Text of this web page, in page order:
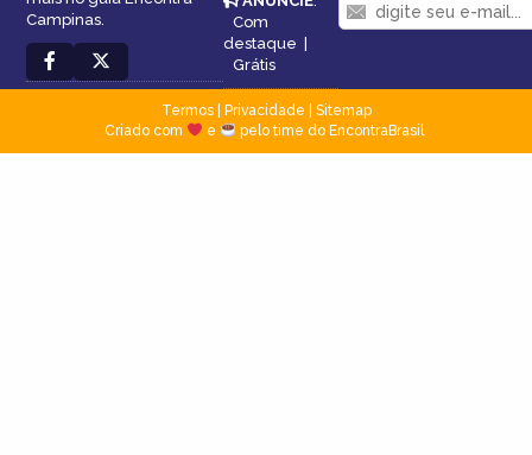
Campinas.
Com
destaque |
Grátis
Termos| Privacidade
Sitemap
Criado com
e pelo time do EncontraBrasil